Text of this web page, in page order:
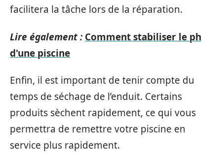
facilitera la tâche lors de la réparation.
Lire également : Comment stabiliser le ph
d'une piscine
Enfin, il est important de tenir compte du
temps de séchage de l’enduit. Certains
produits sèchent rapidement, ce qui vous
permettra de remettre votre piscine en
service plus rapidement.